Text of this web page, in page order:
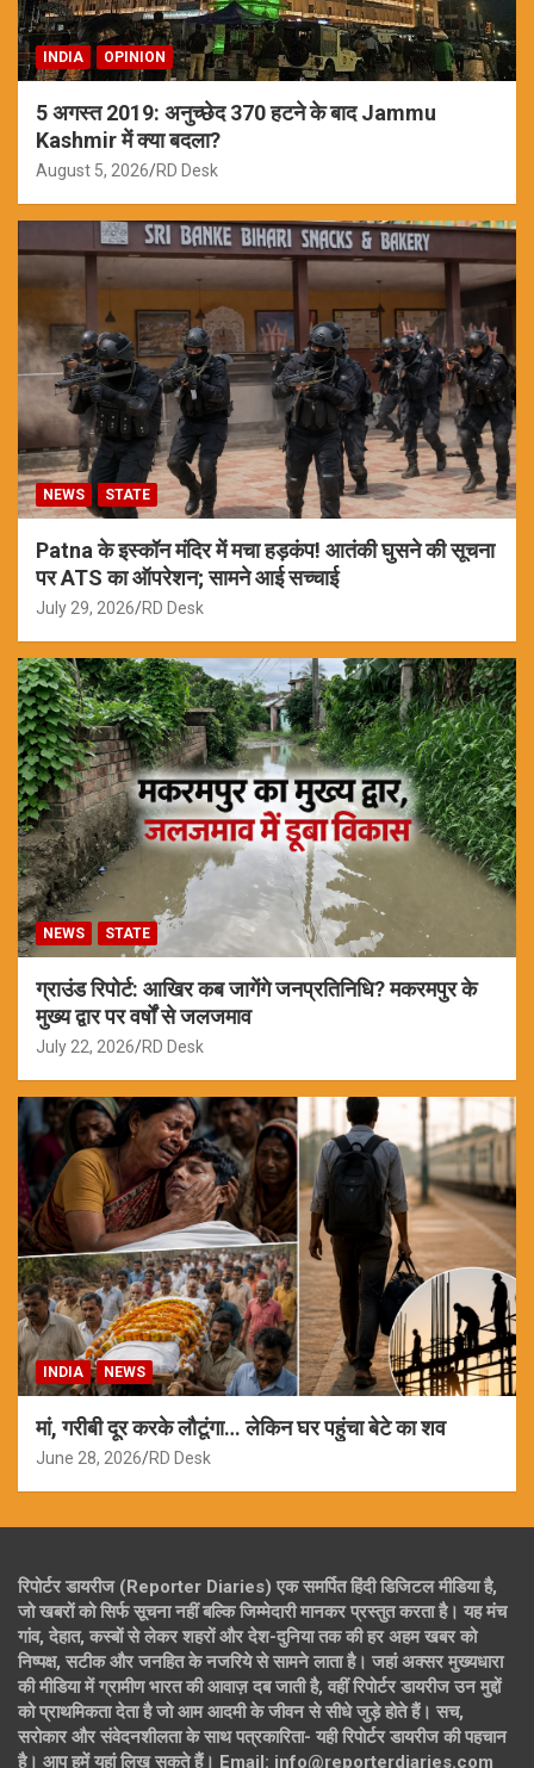
INDIA OPINION
5 अगस्त 2019: अनुच्छेद 370 हटने के बाद Jammu
Kashmir में क्या बदला?
August 5, 2026 RD Desk
NEWS STATE
Patna के इस्कॉन मंदिर में मचा हड़कंप! आतंकी घुसने की सूचना
पर ATS का ऑपरेशन; सामने आई सच्चाई
July 29, 2026 RD Desk
NEWS STATE
ग्राउंड रिपोर्ट: आखिर कब जागेंगे जनप्रतिनिधि? मकरमपुर के
मुख्य द्वार पर वर्षों से जलजमाव
July 22, 2026 RD Desk
INDIA NEWS
मां, गरीबी दूर करके लौटूंगा… लेकिन घर पहुंचा बेटे का शव
June 28, 2026 RD Desk
रिपोर्टर डायरीज (Reporter Diaries) एक समर्पित हिंदी डिजिटल मीडिया है,
जो खबरों को सिर्फ सूचना नहीं बल्कि जिम्मेदारी मानकर प्रस्तुत करता है। यह मंच
गांव, देहात, कस्बों से लेकर शहरों और देश-दुनिया तक की हर अहम खबर को
निष्पक्ष, सटीक और जनहित के नजरिये से सामने लाता है। जहां अक्सर मुख्यधारा
की मीडिया में ग्रामीण भारत की आवाज़ दब जाती है, वहीं रिपोर्टर डायरीज उन मुद्दों
को प्राथमिकता देता है जो आम आदमी के जीवन से सीधे जुड़े होते हैं। सच,
सरोकार और संवेदनशीलता के साथ पत्रकारिता- यही रिपोर्टर डायरीज की पहचान
है। आप हमें यहां लिख सकते हैं। Email: info@reporterdiaries.com